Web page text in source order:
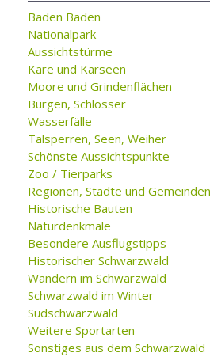
Baden Baden
Nationalpark
Aussichtstürme
Kare und Karseen
Moore und Grindenflächen
Burgen, Schlösser
Wasserfälle
Talsperren, Seen, Weiher
Schönste Aussichtspunkte
Zoo / Tierparks
Regionen, Städte und Gemeinden
Historische Bauten
Naturdenkmale
Besondere Ausflugstipps
Historischer Schwarzwald
Wandern im Schwarzwald
Schwarzwald im Winter
Südschwarzwald
Weitere Sportarten
Sonstiges aus dem Schwarzwald